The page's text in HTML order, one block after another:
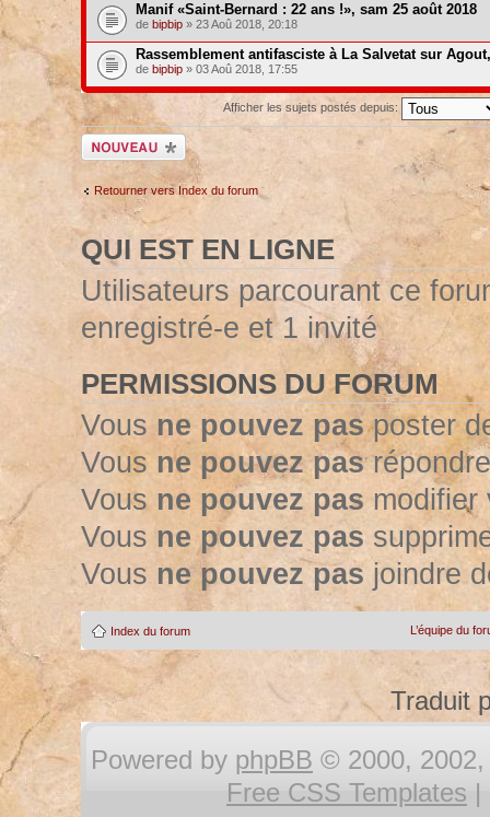
Manif «Saint-Bernard : 22 ans !», sam 25 août 2018
de bipbip» 23 Aoû 2018, 20:18
Rassemblement antifasciste à La Salvetat sur
de bipbip» 03 Aoû 2018, 17:55
Afficher les sujets postés depuis:
Ecrire un nouveau
sujet
Retourner vers Index du forum
QUI EST EN LIGNE
Utilisateurs parcourant ce
enregistré-e et 1 invité
PERMISSIONS DU FORUM
Vous ne pouvez pasposter
Vous ne pouvez pas
Vous ne pouvez pas modifier
Vous ne pouvez pas
Vous ne pouvez pasjoindre
Index du forum L’équipe du
Traduit
Powered by phpBB © 2000, 2002,
Free CSS Templates |